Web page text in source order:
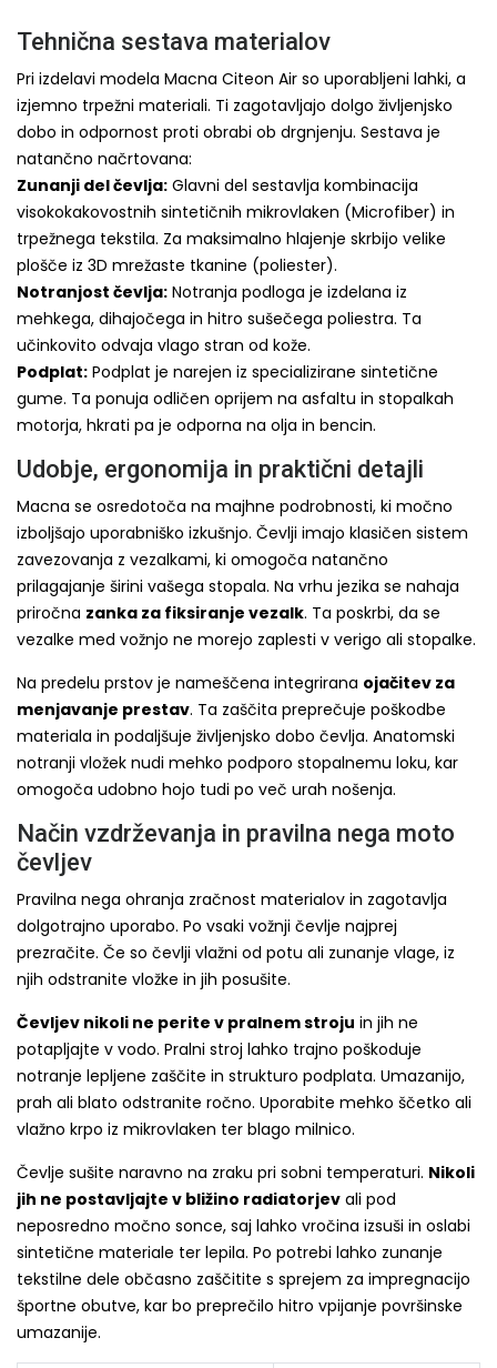
Tehnična sestava materialov
Pri izdelavi modela Macna Citeon Air so uporabljeni lahki, a
izjemno trpežni materiali. Ti zagotavljajo dolgo življenjsko
dobo in odpornost proti obrabi ob drgnjenju. Sestava je
natančno načrtovana:
Zunanji del čevlja: Glavni del sestavlja kombinacija
visokokakovostnih sintetičnih mikrovlaken (Microfiber) in
trpežnega tekstila. Za maksimalno hlajenje skrbijo velike
plošče iz 3D mrežaste tkanine (poliester).
Notranjost čevlja: Notranja podloga je izdelana iz
mehkega, dihajočega in hitro sušečega poliestra. Ta
učinkovito odvaja vlago stran od kože.
Podplat: Podplat je narejen iz specializirane sintetične
gume. Ta ponuja odličen oprijem na asfaltu in stopalkah
motorja, hkrati pa je odporna na olja in bencin.
Udobje, ergonomija in praktični detajli
Macna se osredotoča na majhne podrobnosti, ki močno
izboljšajo uporabniško izkušnjo. Čevlji imajo klasičen sistem
zavezovanja z vezalkami, ki omogoča natančno
prilagajanje širini vašega stopala. Na vrhu jezika se nahaja
priročna zanka za fiksiranje vezalk. Ta poskrbi, da se
vezalke med vožnjo ne morejo zaplesti v verigo ali stopalke.
Na predelu prstov je nameščena integrirana ojačitev za
menjavanje prestav. Ta zaščita preprečuje poškodbe
materiala in podaljšuje življenjsko dobo čevlja. Anatomski
notranji vložek nudi mehko podporo stopalnemu loku, kar
omogoča udobno hojo tudi po več urah nošenja.
Način vzdrževanja in pravilna nega moto
čevljev
Pravilna nega ohranja zračnost materialov in zagotavlja
dolgotrajno uporabo. Po vsaki vožnji čevlje najprej
prezračite. Če so čevlji vlažni od potu ali zunanje vlage, iz
njih odstranite vložke in jih posušite.
Čevljev nikoli ne perite v pralnem stroju in jih ne
potapljajte v vodo. Pralni stroj lahko trajno poškoduje
notranje lepljene zaščite in strukturo podplata. Umazanijo,
prah ali blato odstranite ročno. Uporabite mehko ščetko ali
vlažno krpo iz mikrovlaken ter blago milnico.
Čevlje sušite naravno na zraku pri sobni temperaturi. Nikoli
jih ne postavljajte v bližino radiatorjev ali pod
neposredno močno sonce, saj lahko vročina izsuši in oslabi
sintetične materiale ter lepila. Po potrebi lahko zunanje
tekstilne dele občasno zaščitite s sprejem za impregnacijo
športne obutve, kar bo preprečilo hitro vpijanje površinske
umazanije.